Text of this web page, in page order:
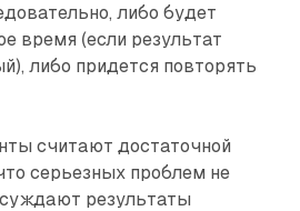
либо будет
время (если результат
либо придется повторять
считают достаточной
серьезных проблем не
результаты